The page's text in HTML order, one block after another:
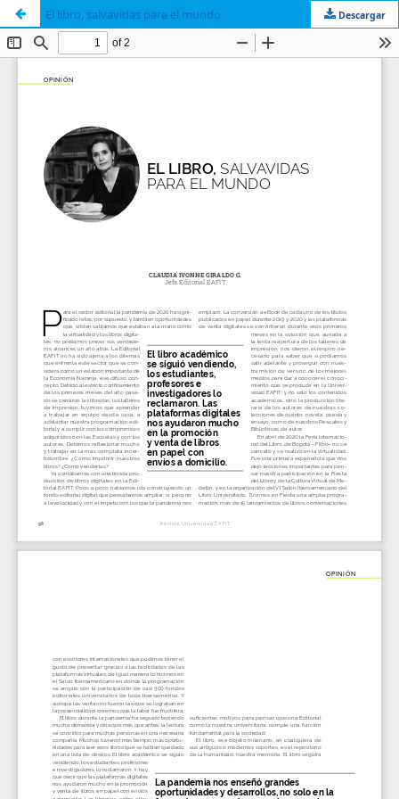
El libro, salvavidas para el mundo Descargar